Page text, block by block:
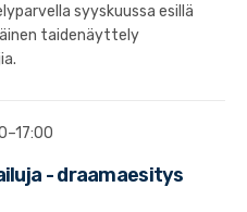
syyskuussa esillä
taidenäyttely
- draamaesitys